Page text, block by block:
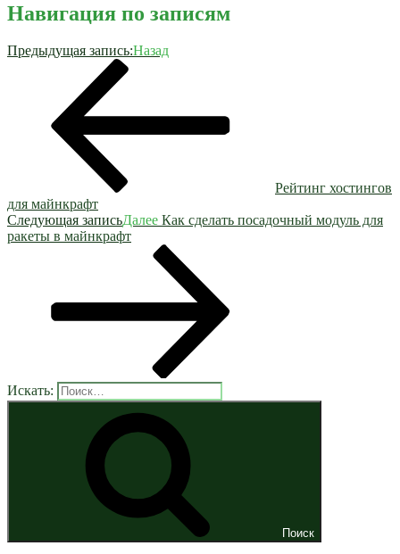
Навигация по записям
Предыдущая запись:Назад
Рейтинг хостингов
для майнкрафт
Следующая записьДалее Как сделать посадочный модуль для
ракеты в майнкрафт
Искать:
Поиск